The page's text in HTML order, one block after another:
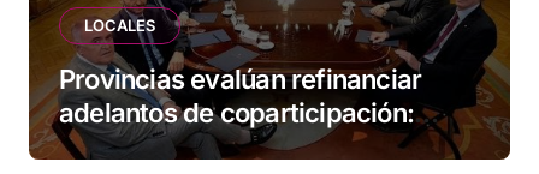
LOCALES
Provincias evalúan refinanciar
adelantos de coparticipación:
Tierra del Fuego, entre las